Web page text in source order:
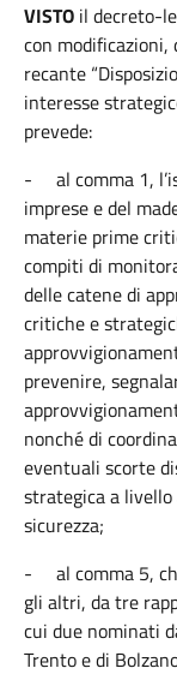
VISTO il decreto-
con modificazioni,
recante
interesse
prevede:
- al comma 1,
imprese e del
materie prime
compiti di
delle catene di
critiche e
prevenire,
nonché di
eventuali scorte
strategica a
sicurezza;
- al comma 5,
gli altri, da tre
cui due nominati
Trento e di